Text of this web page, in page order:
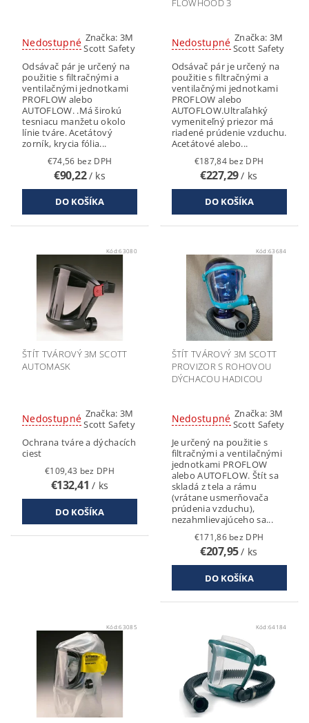
Nedostupné Značka:3M
Scott Safety
Odsávač pár je určený na
použitie s filtračnými a
ventilačnými jednotkami
PROFLOW alebo
AUTOFLOW. .Má širokú
tesniacu manžetu okolo
línie tváre. Acetátový
zorník, krycia fólia...
€74,56 bez DPH
€90,22/ ks
FLOWHOOD 3
Nedostupné Značka: 3M
Scott Safety
Odsávač pár je určený na
použitie s filtračnými a
ventilačnými jednotkami
PROFLOW alebo
AUTOFLOW.Ultraľahký
vymeniteľný priezor má
riadené prúdenie vzduchu.
Acetátové alebo...
€187,84 bez DPH
€227,29/ ks
Kód:63080
ŠTÍT TVÁROVÝ 3M SCOTT
AUTOMASK
Nedostupné Značka:3M
Scott Safety
Ochrana tváre a dýchacích
ciest
€109,43 bez DPH
€132,41 / ks
Kód: 63684
ŠTÍT TVÁROVÝ 3M SCOTT
PROVIZOR S ROHOVOU
DÝCHACOU HADICOU
Nedostupné Značka: 3M
Scott Safety
Je určený na použitie s
filtračnými a ventilačnými
jednotkami PROFLOW
alebo AUTOFLOW. Štít sa
skladá z tela a rámu
(vrátane usmerňovača
prúdenia vzduchu),
nezahmlievajúceho sa...
€171,86 bez DPH
€207,95/ ks
Kód:63085 Kód: 64184